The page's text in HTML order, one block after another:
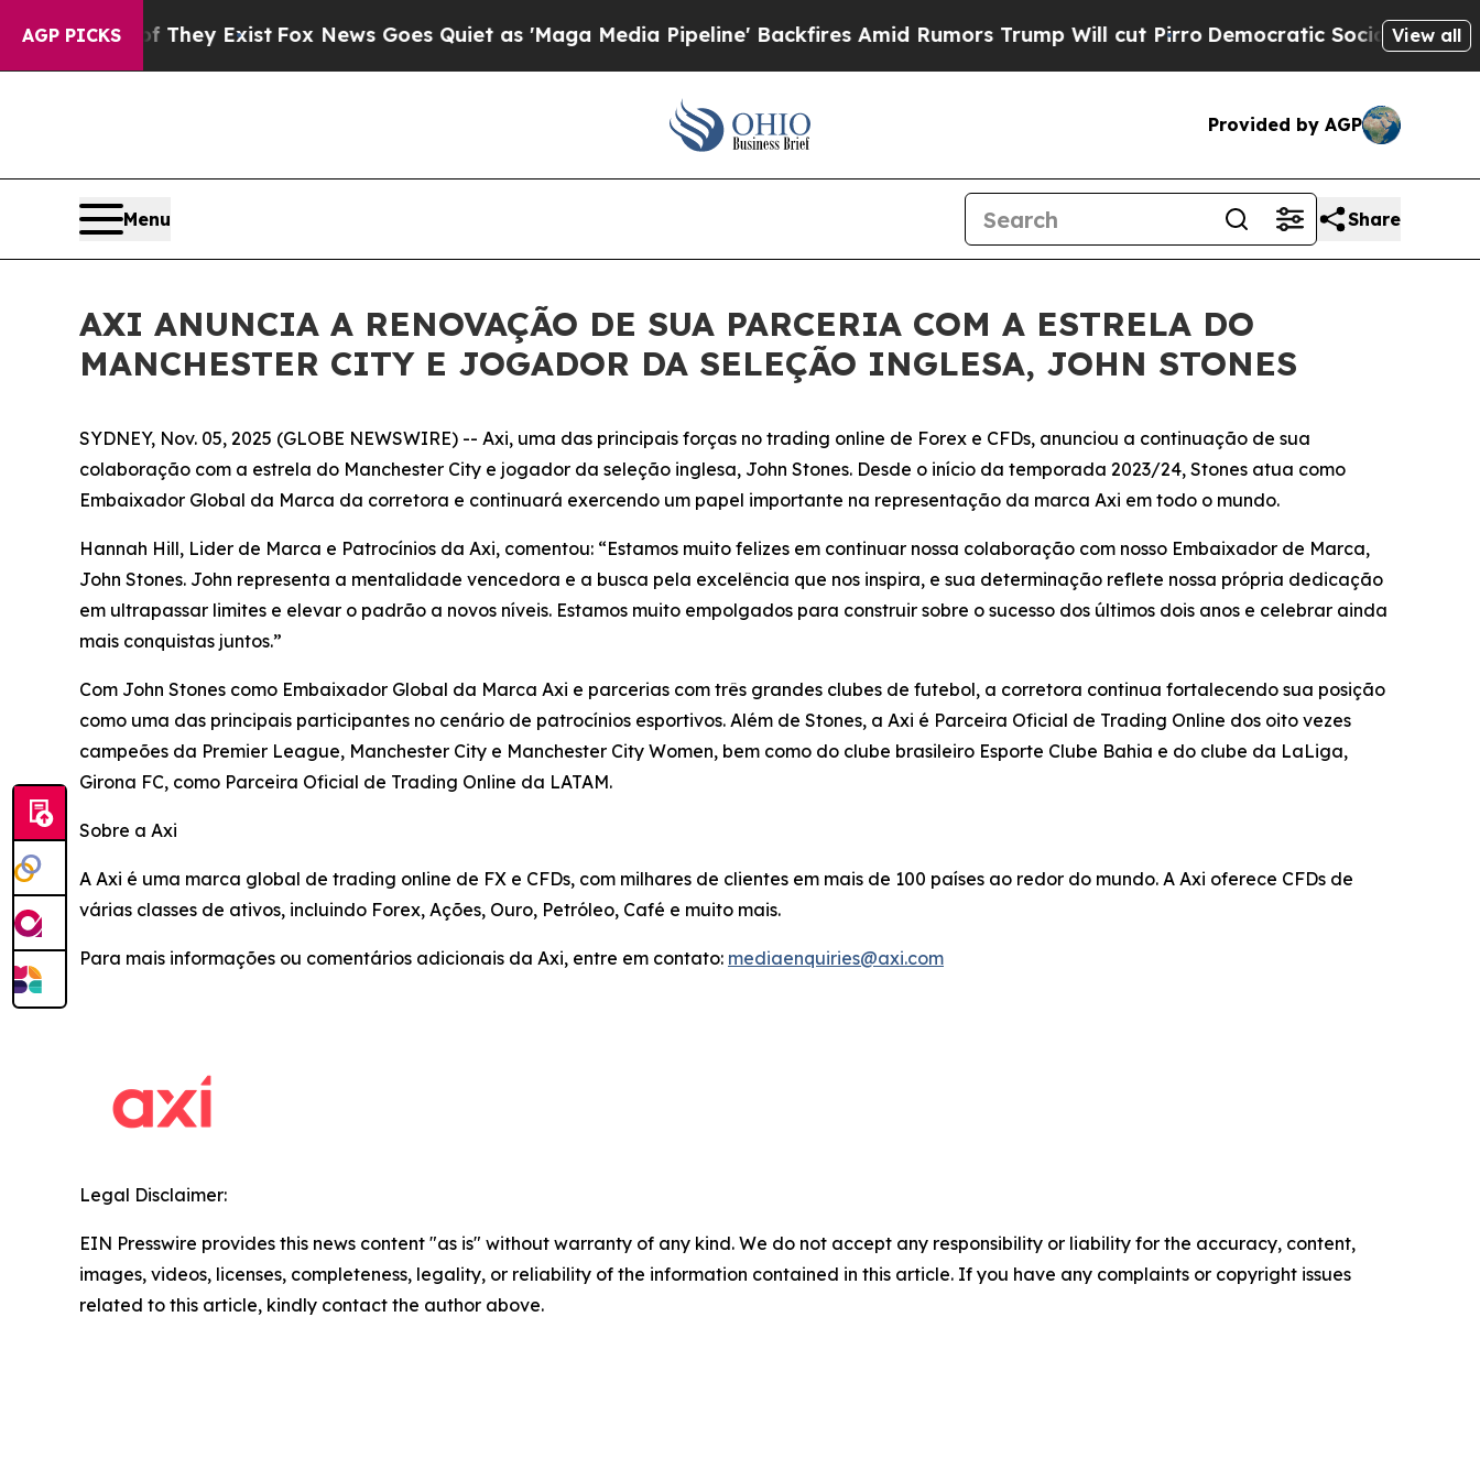
AGP PICKS
no Proof They Exist Fox News Goes Quiet as 'Maga Media Pipeline' Backfires Amid Rumors Trump Will cut Pirro Democratic Socialists ofView all
Provided by AGP
Menu Share
AXI ANUNCIA A RENOVAÇÃO DE SUA PARCERIA COM A ESTRELA DO
MANCHESTER CITY E JOGADOR DA SELEÇÃO INGLESA, JOHN STONES
SYDNEY, Nov. 05, 2025 (GLOBE NEWSWIRE) -- Axi, uma das principais forças no trading online de Forex e CFDs, anunciou a continuação de sua
colaboração com a estrela do Manchester City e jogador da seleção inglesa, John Stones. Desde o início da temporada 2023/24, Stones atua como
Embaixador Global da Marca da corretora e continuará exercendo um papel importante na representação da marca Axi em todo o mundo.
Hannah Hill, Lider de Marca e Patrocínios da Axi, comentou: “Estamos muito felizes em continuar nossa colaboração com nosso Embaixador de Marca,
John Stones. John representa a mentalidade vencedora e a busca pela excelência que nos inspira, e sua determinação reflete nossa própria dedicação
em ultrapassar limites e elevar o padrão a novos níveis. Estamos muito empolgados para construir sobre o sucesso dos últimos dois anos e celebrar ainda
mais conquistas juntos.”
Com John Stones como Embaixador Global da Marca Axi e parcerias com três grandes clubes de futebol, a corretora continua fortalecendo sua posição
como uma das principais participantes no cenário de patrocínios esportivos. Além de Stones, a Axi é Parceira Oficial de Trading Online dos oito vezes
campeões da Premier League, Manchester City e Manchester City Women, bem como do clube brasileiro Esporte Clube Bahia e do clube da LaLiga,
Girona FC, como Parceira Oficial de Trading Online da LATAM.
Sobre a Axi
A Axi é uma marca global de trading online de FX e CFDs, com milhares de clientes em mais de 100 países ao redor do mundo. A Axi oferece CFDs de
várias classes de ativos, incluindo Forex, Ações, Ouro, Petróleo, Café e muito mais.
Para mais informações ou comentários adicionais da Axi, entre em contato: mediaenquiries@axi.com
Legal Disclaimer:
EIN Presswire provides this news content "as is" without warranty of any kind. We do not accept any responsibility or liability for the accuracy, content,
images, videos, licenses, completeness, legality, or reliability of the information contained in this article. If you have any complaints or copyright issues
related to this article, kindly contact the author above.